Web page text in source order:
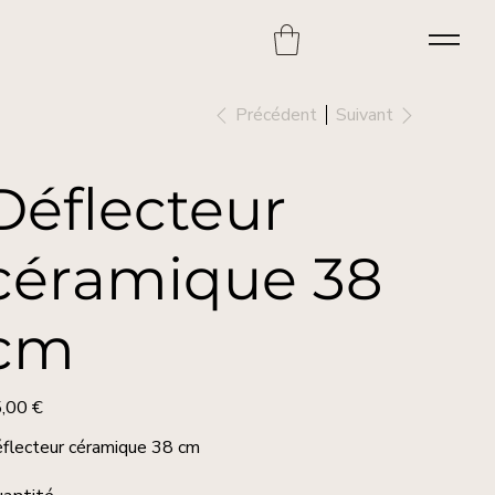
Précédent Suivant
38
€
céramique 38 cm